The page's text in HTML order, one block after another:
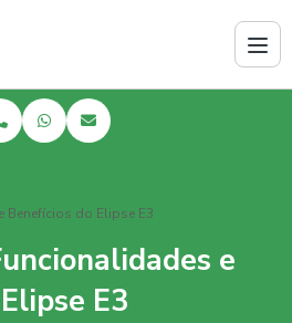
Benefícios do Elipse E3
e
E3